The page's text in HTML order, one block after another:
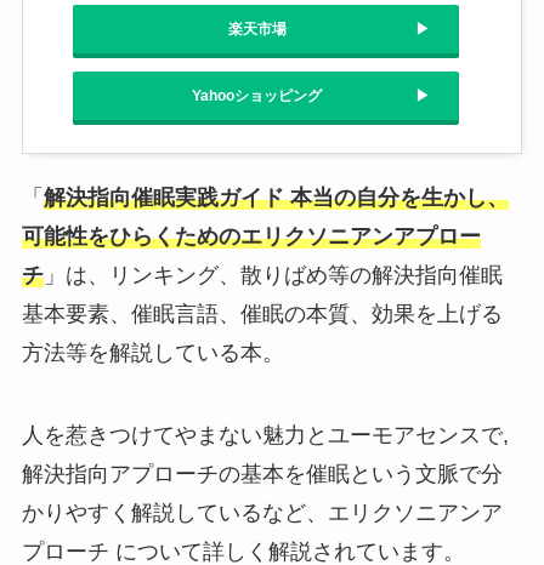
楽天市場
Yahooショッピング
「 解決指向催眠実践ガイド 本当の自分を生かし、
可能性をひらくためのエリクソニアンアプロー
チ」は、リンキング、散りばめ等の解決指向催眠
基本要素、催眠言語、催眠の本質、効果を上げる
方法等を解説している本。
人を惹きつけてやまない魅力とユーモアセンスで,
解決指向アプローチの基本を催眠という文脈で分
かりやすく解説しているなど、エリクソニアンア
プローチ について詳しく解説されています。